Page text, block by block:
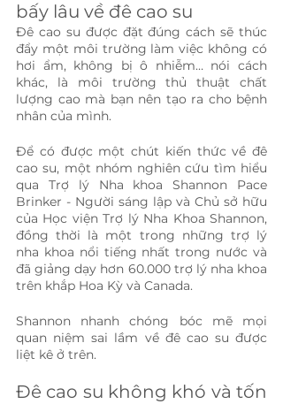
bấy lâu về đê cao su
Đê cao su được đặt đúng cách sẽ thúc
đẩy một môi trường làm việc không có
hơi ẩm, không bị ô nhiễm… nói cách
khác, là môi trường thủ thuật chất
lượng cao mà bạn nên tạo ra cho bệnh
nhân của mình.
Để có được một chút kiến thức về đê
cao su, một nhóm nghiên cứu tìm hiểu
qua Trợ lý Nha khoa Shannon Pace
Brinker - Người sáng lập và Chủ sở hữu
của Học viện Trợ lý Nha Khoa Shannon,
đồng thời là một trong những trợ lý
nha khoa nổi tiếng nhất trong nước và
đã giảng dạy hơn 60.000 trợ lý nha khoa
trên khắp Hoa Kỳ và Canada.
Shannon nhanh chóng bóc mẽ mọi
quan niệm sai lầm về đê cao su được
liệt kê ở trên.
Đê cao su không khó và tốn